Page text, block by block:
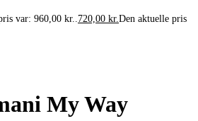
var: 960,00 kr..720,00 kr.Den aktuelle pris
My Way